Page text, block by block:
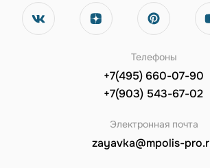
Телефоны
+7(495) 660-07-90
+7(903) 543-67-02
Электронная почта
zayavka@mpolis-